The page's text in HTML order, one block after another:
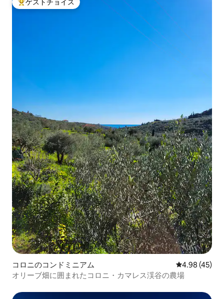
大好評のゲストチョイスです。
ゲストチョイス
コロニのコンドミニアム レビュー45
4.98 (45)
オリーブ畑に囲まれたコロニ・カマレス渓谷の農場